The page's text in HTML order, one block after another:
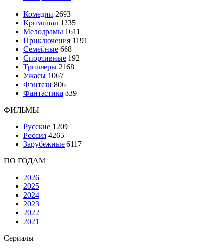
Комедии 2693
Криминал 1235
Мелодрамы 1611
Приключения 1191
Семейные 668
Спортивные 192
Триллеры 2168
Ужасы 1067
Фэнтези 806
Фантастика 839
ФИЛЬМЫ
Русские 1209
Россия 4265
Зарубежные 6117
ПО ГОДАМ
2026
2025
2024
2023
2022
2021
Сериалы